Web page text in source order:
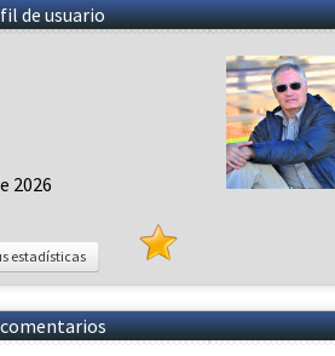
de usuario
2026
estadísticas
comentarios